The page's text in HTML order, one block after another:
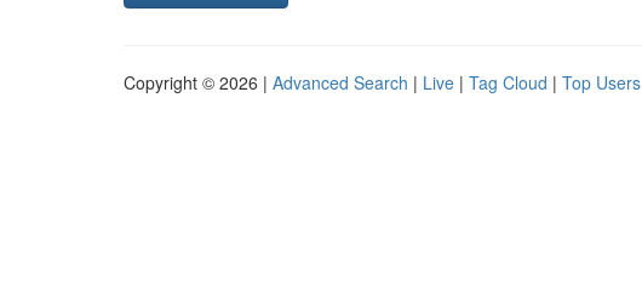
Copyright © 2026 | Advanced Search | Live | Tag Cloud | Top Users